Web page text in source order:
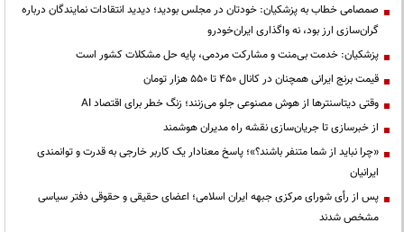
صمصامی خطاب به پزشکیان: خودتان در مجلس بودید؛ دیدید انتقادات نمایندگان درباره
گران‌سازی ارز بود، نه واگذاری ایران‌خودرو
پزشکیان: خدمت بی‌منت و مشارکت مردمی، پایه حل مشکلات کشور است
قیمت‌ برنج ایرانی همچنان در کانال ۴۵۰ تا ۵۵۰ هزار تومان
وقتی دیتاسنترها از هوش مصنوعی جلو می‌زنند؛ زنگ خطر برای اقتصاد AI
از خبرسازی تا جریان‌سازی نقشه راه مدیران هوشمند
«چرا نباید از شما متنفر باشند؟»؛ پاسخ معنادار یک کاربر خارجی به قدرت و توانمندی
ایرانیان
پس از رأی شورای مرکزی جبهه ایران اسلامی؛ اعضای حقیقی و حقوقی دفتر سیاسی
مشخص شدند